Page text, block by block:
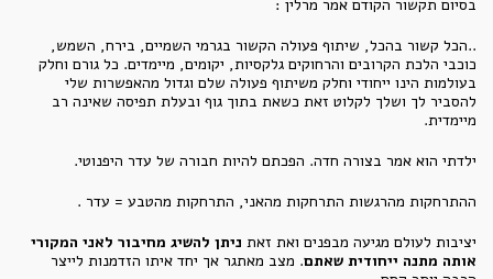
בסיום תקשור הקודם אמר מרלין :
..הכל קשור בהכל, שיתוף פעולה הקשור בגרמי השמיים, בירח, השמש,
כוכבי הלכת הקרובים והרחוקים גלקסיות, יקומים, מיימדים. כל גורם וחלק
בעולמות הינו ייחודי וחלק משיתוף פעולה שלם וגדול מהאפשרות שלי
להסביר לך ושלך לקלוט זאת כשאת בתוך גוף ובעלת תפיסה שאינה רב
מיימדית.
ילדתי הוא אמר בצורה חדה. הפכתם להיות חבורה של עדר היפנוטי.
ההתרחקות מהרגשות התרחקות מהאני, התרחקות מהטבע = עדר .
יציבות לעולם מגיעה מבפנים ואת זאת ניתן להשיג מחיבור לאני המקורי
אותה מתנה ייחודית שאתם. מצב מאתגר אך יחד איתו הזדמנות לייצר